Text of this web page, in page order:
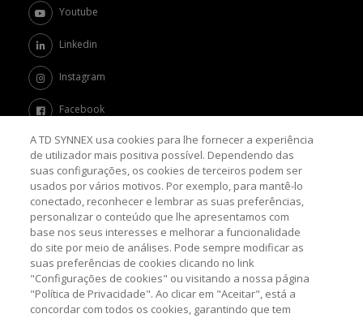
Youtube
Linkedin
Instagram
Facebook
Twitter
Channel Academy
SOBRE O BLOG
Nosso objetivo é levar até você as principais informações e
tendências sobre o mercado de TI, com a missão de mantê-lo
atualizado sobre as últimas novidades do universo da tecnologia.
A TD SYNNEX usa cookies para lhe fornecer a experiência
de utilizador mais positiva possível. Dependendo das
suas configurações, os cookies de terceiros podem ser
usados por vários motivos. Por exemplo, para mantê-lo
conectado, reconhecer e lembrar as suas preferências,
personalizar o conteúdo que lhe apresentamos com
base nos seus interesses e melhorar a funcionalidade
do site por meio de análises. Pode sempre modificar as
suas preferências de cookies clicando no link
"Configurações de cookies" ou visitando a nossa página
"Política de Privacidade". Ao clicar em "Aceitar", está a
concordar com todos os cookies, garantindo que tem